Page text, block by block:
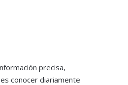
precisa,
conocer diariamente